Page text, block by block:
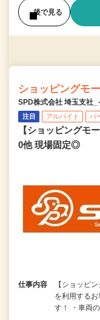
後で見る
ショッピングモ
SPD株式会社 埼玉支社_
注目 アルバイト パ
【ショッピングモ
0他 現場固定◎
仕事内容
【ショッピ
を利用する
す！ ・車両